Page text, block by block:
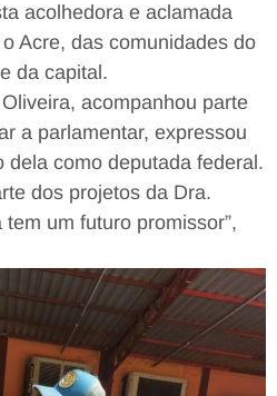
acolhedora e aclamada
Acre, das comunidades do
da capital.
acompanhou parte
a parlamentar, expressou
dela como deputada federal.
dos projetos da Dra.
um futuro promissor”,